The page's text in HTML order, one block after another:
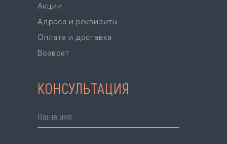
Адреса и реквизиты
КОНСУЛЬТАЦИЯ
Ваше имя
Оплата и доставка
Возврат
Акции